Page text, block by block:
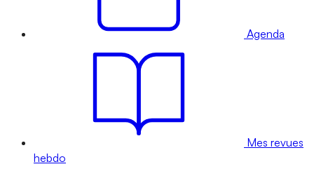
Agenda
Mes revues
hebdo